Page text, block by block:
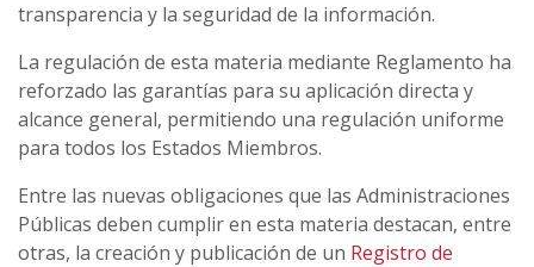
transparencia y la seguridad de la información.
La regulación de esta materia mediante Reglamento ha
reforzado las garantías para su aplicación directa y
alcance general, permitiendo una regulación uniforme
para todos los Estados Miembros.
Entre las nuevas obligaciones que las Administraciones
Públicas deben cumplir en esta materia destacan, entre
otras, la creación y publicación de un Registro de